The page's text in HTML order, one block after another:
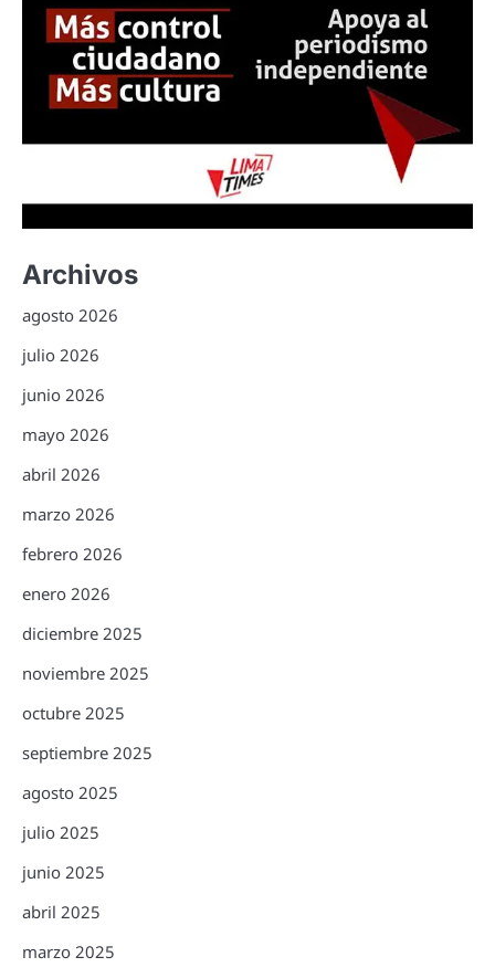
Archivos
agosto 2026
julio 2026
junio 2026
mayo 2026
abril 2026
marzo 2026
febrero 2026
enero 2026
diciembre 2025
noviembre 2025
octubre 2025
septiembre 2025
agosto 2025
julio 2025
junio 2025
abril 2025
marzo 2025